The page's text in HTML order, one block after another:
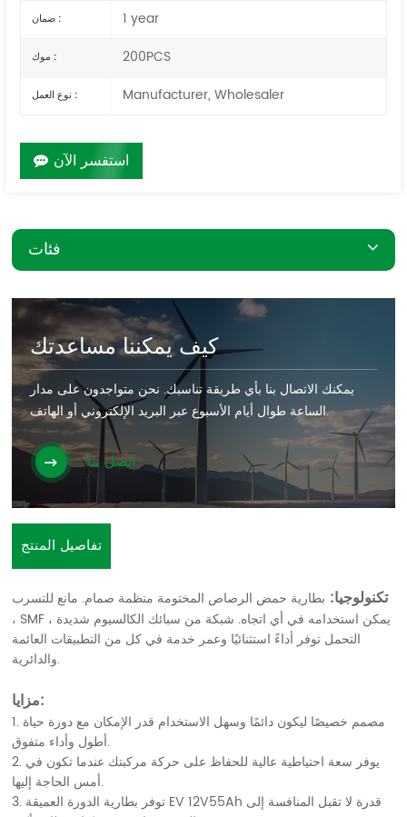
ضمان : 1 year
موك : 200PCS
نوع العمل : Manufacturer, Wholesaler
استفسر الآن
فئات
كيف يمكننا مساعدتك
يمكنك الاتصال بنا بأي طريقة تناسبك. نحن متواجدون على مدار
الساعة طوال أيام الأسبوع عبر البريد الإلكتروني أو الهاتف.
اتصل بنا
تفاصيل المنتج
تكنولوجيا: بطارية حمض الرصاص المختومة منظمة صمام. مانع للتسرب
، SMF ، يمكن استخدامه في أي اتجاه. شبكة من سبائك الكالسيوم شديدة
التحمل توفر أداءً استثنائيًا وعمر خدمة في كل من التطبيقات العائمة
والدائرية.
مزايا:
1. مصمم خصيصًا ليكون دائمًا وسهل الاستخدام قدر الإمكان مع دورة حياة
أطول وأداء متفوق.
2. يوفر سعة احتياطية عالية للحفاظ على حركة مركبتك عندما تكون في
أمس الحاجة إليها.
3. توفر بطارية الدورة العميقة EV 12V55Ah قدرة لا تقبل المنافسة إلى